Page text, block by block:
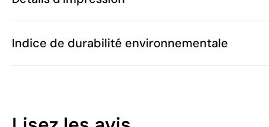
Poids
127 g
Matière
Bambou, ABS
Indice de durabilité environnementale
57